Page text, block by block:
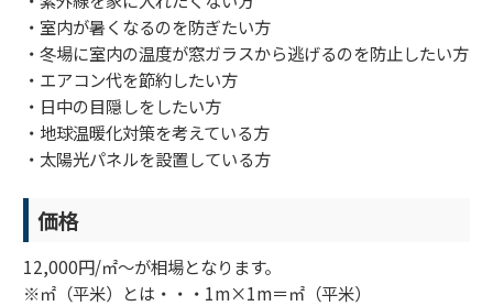
・室内が暑くなるのを防ぎたい方
・冬場に室内の温度が窓ガラスから逃げるのを防止したい方
・エアコン代を節約したい方
・日中の目隠しをしたい方
・地球温暖化対策を考えている方
・太陽光パネルを設置している方
価格
12,000円/㎡～が相場となります。
※㎡（平米）とは・・・1m×1m＝㎡（平米）